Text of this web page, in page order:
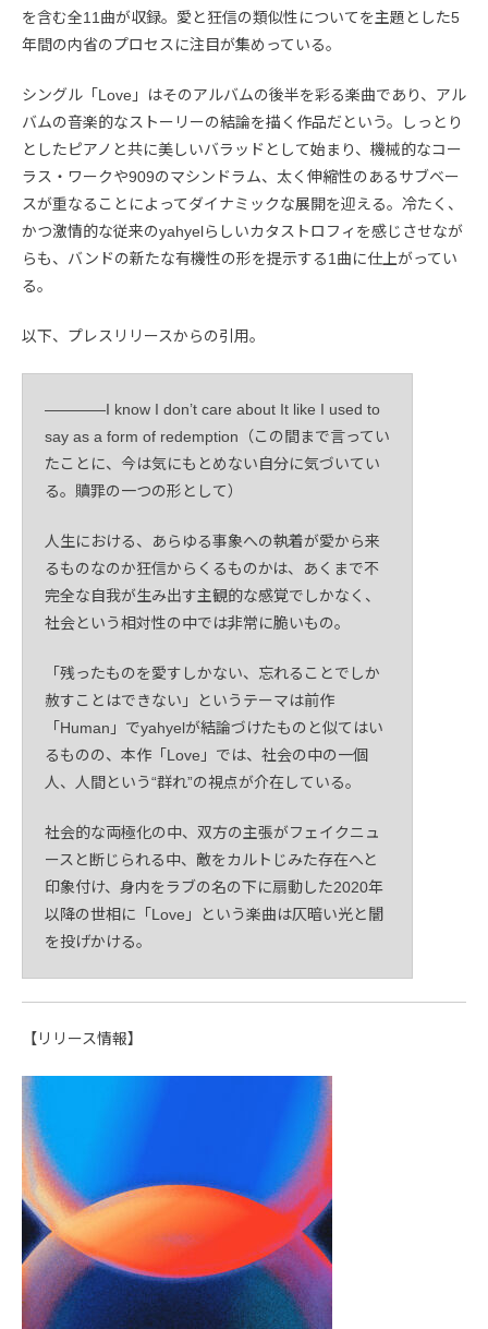
を含む全11曲が収録。愛と狂信の類似性についてを主題とした5
年間の内省のプロセスに注目が集めっている。
シングル「Love」はそのアルバムの後半を彩る楽曲であり、アル
バムの音楽的なストーリーの結論を描く作品だという。しっとり
としたピアノと共に美しいバラッドとして始まり、機械的なコー
ラス・ワークや909のマシンドラム、太く伸縮性のあるサブベー
スが重なることによってダイナミックな展開を迎える。冷たく、
かつ激情的な従来のyahyelらしいカタストロフィを感じさせなが
らも、バンドの新たな有機性の形を提示する1曲に仕上がってい
る。
以下、プレスリリースからの引用。
――――I know I don’t care about It like I used to
say as a form of redemption（この間まで言ってい
たことに、今は気にもとめない自分に気づいてい
る。贖罪の一つの形として）
人生における、あらゆる事象への執着が愛から来
るものなのか狂信からくるものかは、あくまで不
完全な自我が生み出す主観的な感覚でしかなく、
社会という相対性の中では非常に脆いもの。
「残ったものを愛すしかない、忘れることでしか
赦すことはできない」というテーマは前作
「Human」でyahyelが結論づけたものと似てはい
るものの、本作「Love」では、社会の中の一個
人、人間という“群れ”の視点が介在している。
社会的な両極化の中、双方の主張がフェイクニュ
ースと断じられる中、敵をカルトじみた存在へと
印象付け、身内をラブの名の下に扇動した2020年
以降の世相に「Love」という楽曲は仄暗い光と闇
を投げかける。
【リリース情報】